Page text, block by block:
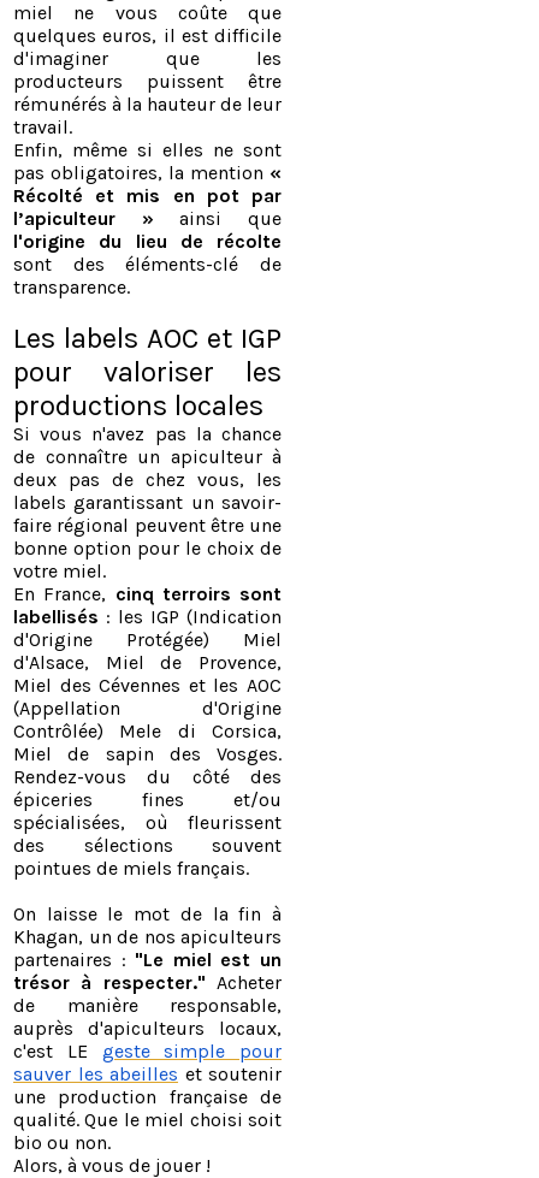
miel ne vous coûte que
quelques euros, il est difficile
d'imaginer que les
producteurs puissent être
rémunérés à la hauteur de leur
travail.
Enfin, même si elles ne sont
pas obligatoires, la mention «
Récolté et mis en pot par
l’apiculteur »
ainsi que
l'origine du lieu de récolte
sont des éléments-clé de
transparence.
Les labels AOC et IGP
pour valoriser les
productions locales
​Si vous n'avez pas la chance
de connaître un apiculteur à
deux pas de chez vous, les
labels garantissant un savoir-
faire régional peuvent être une
bonne option pour le choix de
votre miel.
En France, cinq terroirs sont
labellisés : les IGP (Indication
d'Origine Protégée) Miel
d'Alsace, Miel de Provence,
Miel des Cévennes et les AOC
(Appellation d'Origine
Contrôlée) Mele di Corsica,
Miel de sapin des Vosges.
Rendez-vous du côté des
épiceries fines et/ou
spécialisées, où fleurissent
des sélections souvent
pointues de miels français.
On laisse le mot de la fin à
Khagan, un de nos apiculteurs
partenaires : "Le miel est un
trésor à respecter." Acheter
de manière responsable,
auprès d'apiculteurs locaux,
c'est LE
geste simple pour
sauver les abeilles et soutenir
une production française de
qualité. Que le miel choisi soit
bio ou non.
​Alors, à vous de jouer !